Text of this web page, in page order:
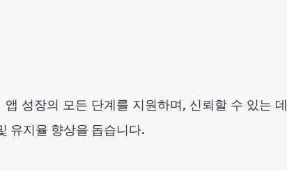
성장의 모든 단계를 지원하며, 신뢰할 수 있는 데
유지율 향상을 돕습니다.